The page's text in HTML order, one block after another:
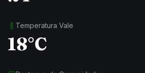
Temperatura Vale
18°C